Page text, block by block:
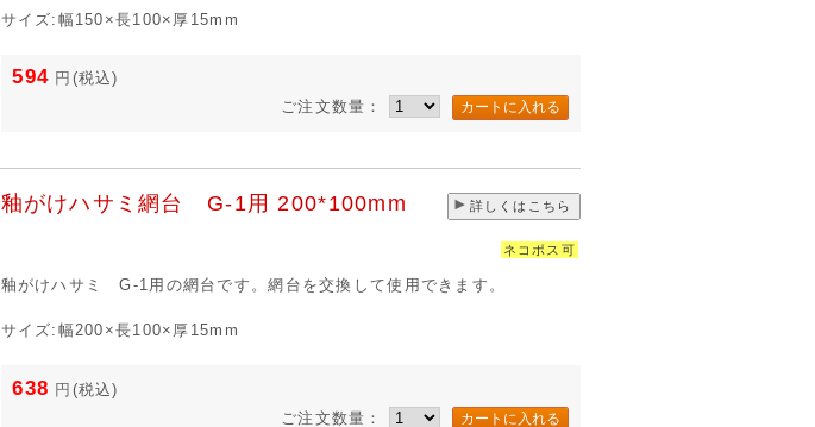
サイズ:幅150×長100×厚15mm
594 円 (税込)
ご注文数量：
釉がけハサミ網台 G-1用 200*100mm 詳しくはこちら
ネコポス可
釉がけハサミ G-1用の網台です。網台を交換して使用できます。
サイズ:幅200×長100×厚15mm
638 円 (税込)
ご注文数量：